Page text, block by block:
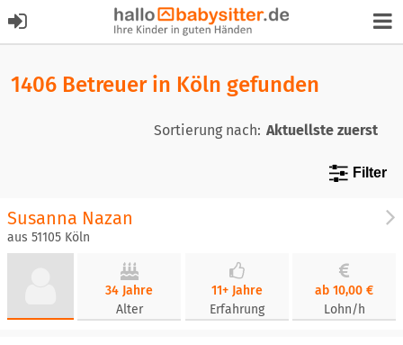
1406 Betreuer in Köln gefunden
Sortierung nach:
Filter
Susanna Nazan
aus 51105 Köln
34 Jahre
Alter
11+ Jahre
Erfahrung
ab 10,00 €
Lohn/h